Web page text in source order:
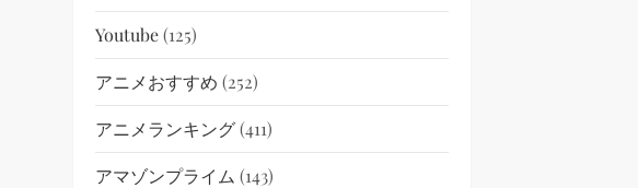
Youtube(125)
アニメおすすめ (252)
アニメランキング(411)
アマゾンプライム (143)